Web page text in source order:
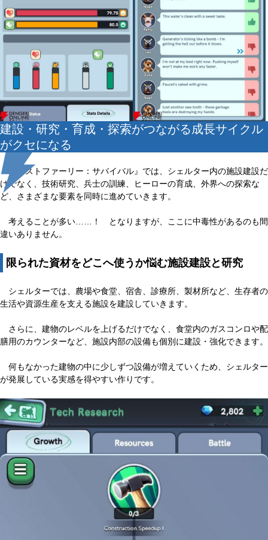
建設・研究・育成・探索がつながる成長サイクル
がクセになる
『ラストファーリー：サバイバル』では、シェルター内の施設建設だ
けでなく、技術研究、兵士の訓練、ヒーローの育成、外界への探索な
ど、さまざまな要素を同時に進めていきます。
考えることが多い……！ となりますが、ここに中毒性があるのも間
違いありません。
限られた資材をどこへ使うか悩む施設建設と研究
シェルターでは、農場や食堂、宿舎、診療所、製材所など、生存者の
生活や資源生産を支える施設を建設していきます。
さらに、建物のレベルを上げるだけでなく、食堂内のガスコンロや配
膳用のカウンターなど、施設内部の設備も個別に建設・強化できます。
何もなかった建物の中に少しずつ設備が増えていくため、シェルター
が発展している実感を得やすい作りです。